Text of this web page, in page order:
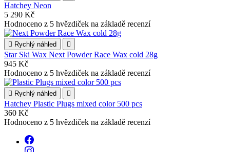
Hatchey Neon
5 290 Kč
Hodnoceno z 5 hvězdiček na základě recenzí
 Rychlý náhled 
Star Ski Wax Next Powder Race Wax cold 28g
945 Kč
Hodnoceno z 5 hvězdiček na základě recenzí
 Rychlý náhled 
Hatchey Plastic Plugs mixed color 500 pcs
360 Kč
Hodnoceno z 5 hvězdiček na základě recenzí